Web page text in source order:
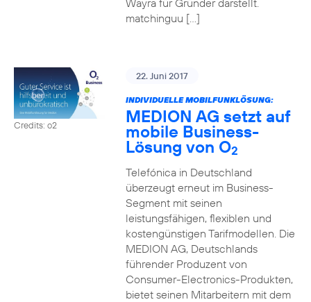
Wayra für Gründer darstellt.
matchinguu […]
Credits: o2
22. Juni 2017
INDIVIDUELLE MOBILFUNKLÖSUNG:
MEDION AG setzt auf
mobile Business-
Lösung von O2
Telefónica in Deutschland
überzeugt erneut im Business-
Segment mit seinen
leistungsfähigen, flexiblen und
kostengünstigen Tarifmodellen. Die
MEDION AG, Deutschlands
führender Produzent von
Consumer-Electronics-Produkten,
bietet seinen Mitarbeitern mit dem